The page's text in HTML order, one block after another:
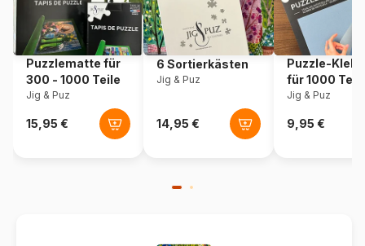
Teileanzahl 500 Teile
Maße 61 x 46 cm
Puzzlematte für
300 - 1000 Teile
Jig & Puz
6 Sortierkästen
Jig & Puz
Puzzle-
für 1000
Jig & Puz